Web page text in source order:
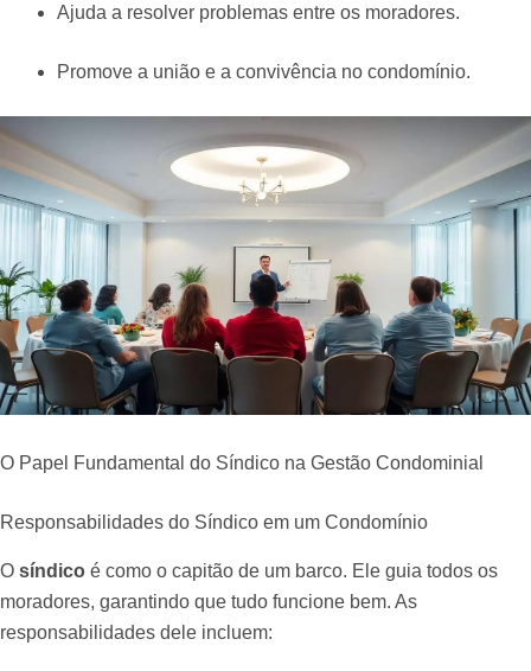
Ajuda a resolver problemas entre os moradores.
Promove a união e a convivência no condomínio.
O Papel Fundamental do Síndico na Gestão Condominial
Responsabilidades do Síndico em um Condomínio
O síndico é como o capitão de um barco. Ele guia todos os
moradores, garantindo que tudo funcione bem. As
responsabilidades dele incluem: